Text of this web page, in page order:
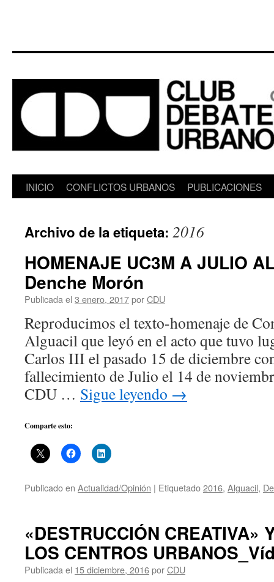
Saltar
contenido
INICIO CONFLICTOS URBANOS PUBLICACIONES
Archivo de la etiqueta: 2016
HOMENAJE UC3M A JULIO
Denche Morón
Publicada el 3 enero, 2017porCDU
Reproducimos el texto-homenaje de
Alguacil que leyó en el acto que tuvo
Carlos III el pasado 15 de diciembre
fallecimiento de Julio el 14 de
CDU … Sigue leyendo →
Comparte esto:
Publicado en Actualidad/Opinión | Etiquetado2016, Alguacil,
«DESTRUCCIÓN CREATIVA»
LOS CENTROS
Publicada el 15 diciembre, 2016porCDU